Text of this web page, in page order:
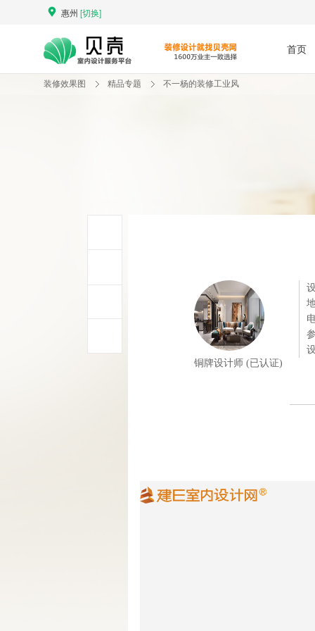
惠州 [切换]
首页
装修效果图 精品专题 不一杨的装修工业风
铜牌设计师 (已认证)